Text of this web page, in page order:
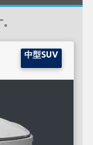
中型SUV